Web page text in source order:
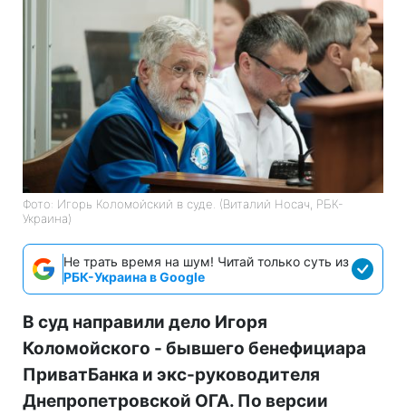
Фото: Игорь Коломойский в суде. (Виталий Носач, РБК-
Украина)
Не трать время на шум! Читай только суть из
РБК-Украина в Google
В суд направили дело Игоря
Коломойского - бывшего бенефициара
ПриватБанка и экс-руководителя
Днепропетровской ОГА. По версии